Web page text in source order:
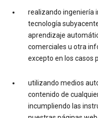
realizando ingeniería
tecnología
aprendizaje
comerciales u otra
excepto en los casos
utilizando medios
contenido de
incumpliendo las